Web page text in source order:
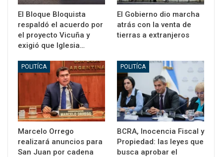
El Bloque Bloquista
respaldó el acuerdo por
el proyecto Vicuña y
exigió que Iglesia…
El Gobierno dio marcha
atrás con la venta de
tierras a extranjeros
POLITÍCA
Marcelo Orrego
realizará anuncios para
San Juan por cadena
POLITÍCA
BCRA, Inocencia Fiscal y
Propiedad: las leyes que
busca aprobar el